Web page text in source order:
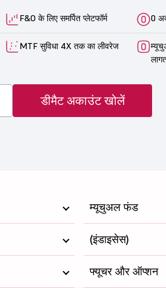
F&O के लिए समर्पित प्लेटफॉर्म 0
MTF सुविधा 4X तक का लीवरेज
डीमैट अकाउंट खोलें
म्यूचुअल फंड
(इंडाइसेस)
फ्यूचर और ऑप्शन